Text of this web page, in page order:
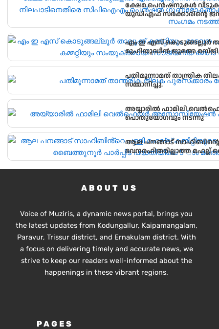
ക്ഷേമ പെൻഷനുകൾ
യുഡിഎഫ് സർക്കാരിന്റെ ജന വിരുദ്ധ നിലപാടിനെതിരെ സിപിഐഎം
പെൻഷൻ
സംഗമം നടത്തി.
എം ഇ എസ് കൊടുങ്ങല്ലൂർ താലൂക്ക് കമ്മറ്റിയും, മാടവന പടിഞ്ഞാറെ
മുഹിയുദ്ധീൻ ജുമഅ മസ്ജിദ്
മെഗാ മെഡിക്കൽ ക്യാമ്പ്
പതിമൂന്നാമത് താന്ത്രിക
സമ്മാനിച്ചു.
അയ്യാരിൽ ഫാമിലി
പൊതുയോഗവും നടന്നു
ആല പനങ്ങാട് സാഹിബിൻ്റെ
ഭവനരഹിതരില്ലാത്ത മഹല്ല്
വീടിൻ്റെ താക്കോൽ ദാനം
ABOUT US
Voice of Muziris, a dynamic news portal, brings you
the latest updates from Kodungallur, Kaipamangalam,
Paravur, Trissur district, and Ernakulam district. With
a focus on delivering timely and accurate news, we
strive to keep our readers well-informed about the
happenings in these vibrant regions.
PAGES